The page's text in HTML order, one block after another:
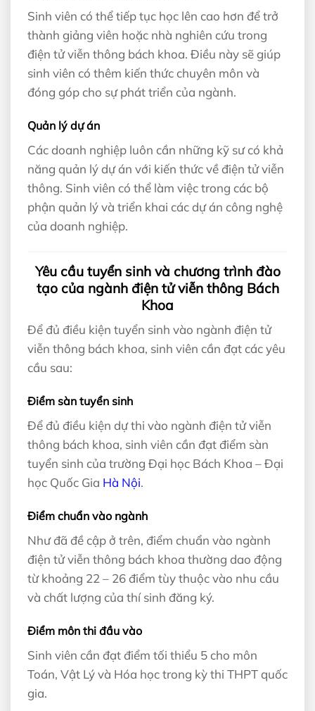
Sinh viên có thể tiếp tục học lên cao hơn để trở
thành giảng viên hoặc nhà nghiên cứu trong
điện tử viễn thông bách khoa. Điều này sẽ giúp
sinh viên có thêm kiến thức chuyên môn và
đóng góp cho sự phát triển của ngành.
Quản lý dự án
Các doanh nghiệp luôn cần những kỹ sư có khả
năng quản lý dự án với kiến thức về điện tử viễn
thông. Sinh viên có thể làm việc trong các bộ
phận quản lý và triển khai các dự án công nghệ
của doanh nghiệp.
Yêu cầu tuyển sinh và chương trình đào
tạo của ngành điện tử viễn thông Bách
Khoa
Để đủ điều kiện tuyển sinh vào ngành điện tử
viễn thông bách khoa, sinh viên cần đạt các yêu
cầu sau:
Điểm sàn tuyển sinh
Để đủ điều kiện dự thi vào ngành điện tử viễn
thông bách khoa, sinh viên cần đạt điểm sàn
tuyển sinh của trường Đại học Bách Khoa – Đại
học Quốc Gia Hà Nội.
Điểm chuẩn vào ngành
Như đã đề cập ở trên, điểm chuẩn vào ngành
điện tử viễn thông bách khoa thường dao động
từ khoảng 22 – 26 điểm tùy thuộc vào nhu cầu
và chất lượng của thí sinh đăng ký.
Điểm môn thi đầu vào
Sinh viên cần đạt điểm tối thiểu 5 cho môn
Toán, Vật Lý và Hóa học trong kỳ thi THPT quốc
gia.